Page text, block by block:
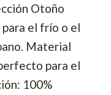
Otoño
para el frío o el
Material
para el
100%